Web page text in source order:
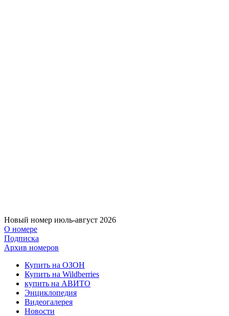
Новый номер июль-август 2026
О номере
Подписка
Архив номеров
Купить на ОЗОН
Купить на Wildberries
купить на АВИТО
Энциклопедия
Видеогалерея
Новости